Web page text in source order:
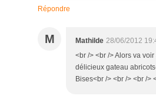
Répondre
M Mathilde 28/06/2012
<br /> <br /> Alors va
délicieux gateau
Bises<br /> <br /> <br />